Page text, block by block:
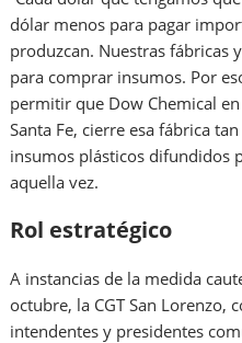
dólar menos para pagar
produzcan. Nuestras fábricas
para comprar insumos. Por
permitir que Dow Chemical
Santa Fe, cierre esa fábrica
insumos plásticos difundidos
aquella vez.
Rol estratégico
A instancias de la medida
octubre, la CGT San Lorenzo,
intendentes y presidentes